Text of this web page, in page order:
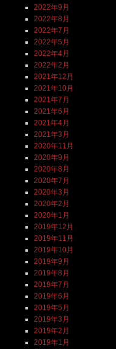
2022年9月
2022年8月
2022年7月
2022年5月
2022年4月
2022年2月
2021年12月
2021年10月
2021年7月
2021年6月
2021年4月
2021年3月
2020年11月
2020年9月
2020年8月
2020年7月
2020年3月
2020年2月
2020年1月
2019年12月
2019年11月
2019年10月
2019年9月
2019年8月
2019年7月
2019年6月
2019年5月
2019年3月
2019年2月
2019年1月